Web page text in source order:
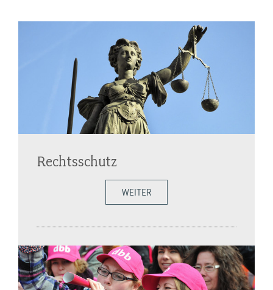
Rechtsschutz
WEITER